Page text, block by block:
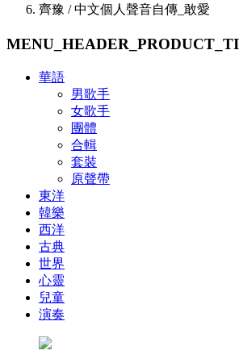
齊豫 / 中文個人聲音自傳_敢愛
華語
男歌手
女歌手
團體
合輯
套裝
原聲帶
東洋
韓樂
西洋
古典
世界
心靈
兒童
演奏